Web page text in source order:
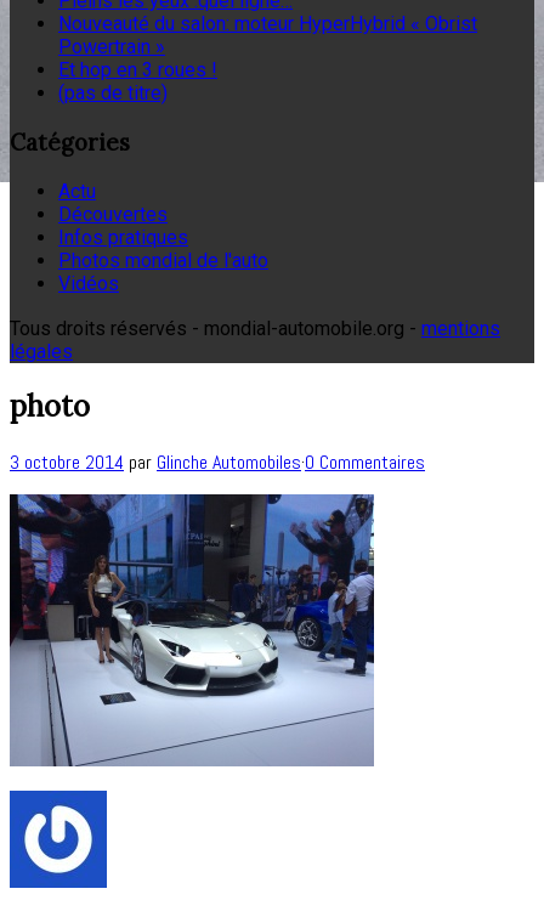
Nouveauté du salon: moteur HyperHybrid « Obrist
Powertrain »
Et hop en 3 roues !
(pas de titre)
Catégories
Actu
Découvertes
Infos pratiques
Photos mondial de l'auto
Vidéos
Tous droits réservés - mondial-automobile.org - mentions
légales
photo
3 octobre 2014 par Glinche Automobiles·0 Commentaires